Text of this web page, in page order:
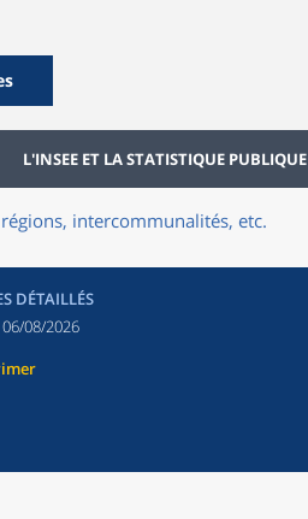
L'INSEE ET LA STATISTIQUE PUBLIQUE
intercommunalités, etc.
DÉTAILLÉS
06/08/2026